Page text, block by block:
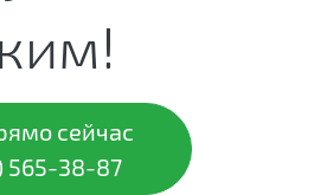
сейчас
565-38-87